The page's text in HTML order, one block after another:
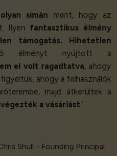
olyan simán ment, hogy az
Ilyen fantasztikus élmény
támogatás. Hihetetlen
élményt nyújtott a
el volt ragadtatva, ahogy
ahogy a felhasználók
majd átkerültek a
a vásárlást.’
Shull - Founding Principal